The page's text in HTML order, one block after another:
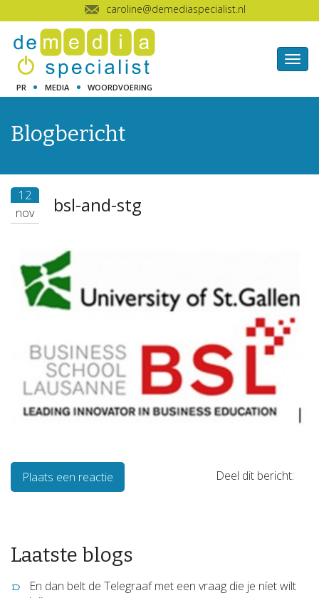
caroline@demediaspecialist.nl
PR MEDIA WOORDVOERING
Blogbericht
12
nov
bsl-and-stg
Deel dit bericht:
Plaats een reactie
Laatste blogs
En dan belt de Telegraaf met een vraag die je níet wilt